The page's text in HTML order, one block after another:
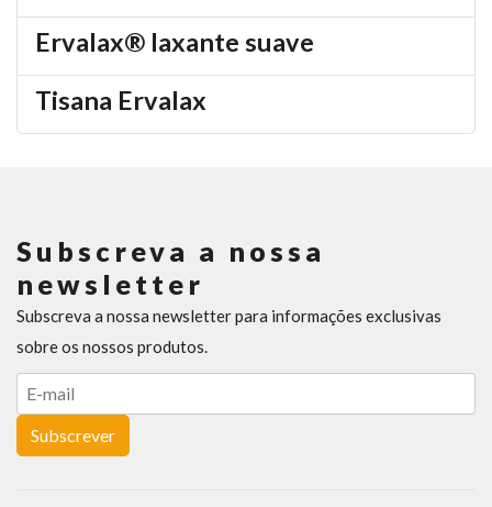
Ervalax® laxante suave
Tisana Ervalax
Subscreva a nossa
newsletter
Subscreva a nossa newsletter para informações exclusivas
sobre os nossos produtos.
Subscrever